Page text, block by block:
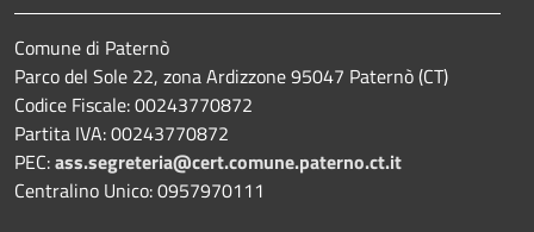
Comune di Paternò
Parco del Sole 22, zona Ardizzone 95047 Paternò (CT)
Codice Fiscale: 00243770872
Partita IVA: 00243770872
PEC:ass.segreteria@cert.comune.paterno.ct.it
Centralino Unico: 0957970111